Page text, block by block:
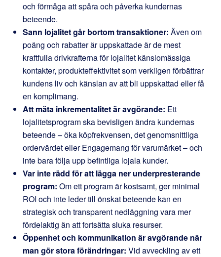
och förmåga att spåra och påverka kundernas
beteende.
Sann lojalitet går bortom transaktioner: Även om
poäng och rabatter är uppskattade är de mest
kraftfulla drivkrafterna för lojalitet känslomässiga
kontakter, produkteffektivitet som verkligen förbättrar
kundens liv och känslan av att bli uppskattad eller få
en komplimang.
Att mäta inkrementalitet är avgörande: Ett
lojalitetsprogram ska bevisligen ändra kundernas
beteende – öka köpfrekvensen, det genomsnittliga
ordervärdet eller Engagemang för varumärket – och
inte bara följa upp befintliga lojala kunder.
Var inte rädd för att lägga ner underpresterande
program: Om ett program är kostsamt, ger minimal
ROI och inte leder till önskat beteende kan en
strategisk och transparent nedläggning vara mer
fördelaktig än att fortsätta sluka resurser.
Öppenhet och kommunikation är avgörande när
man gör stora förändringar: Vid avveckling av ett